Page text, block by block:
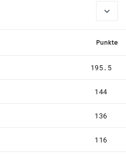
Punkte
195.5
144
136
116